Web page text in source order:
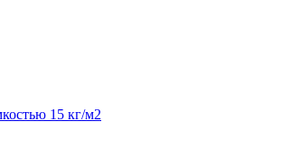
15 кг/м2